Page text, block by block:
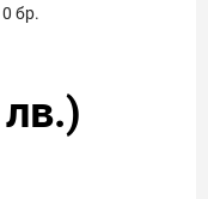
0 бр.
лв.)